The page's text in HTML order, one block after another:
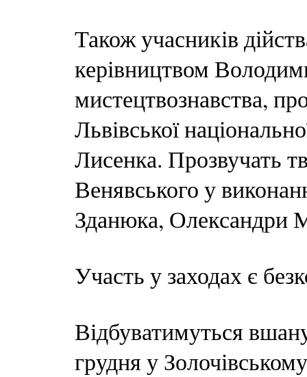
Також учасників
керівництвом
мистецтвознавства,
Львівської
Лисенка. Прозвучать
Венявського у
Зданюка, Олександри
Участь у заходах є
Відбуватимуться
грудня у